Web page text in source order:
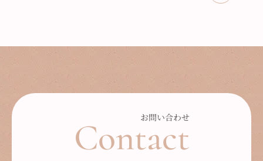
お問い合わせ
Contact